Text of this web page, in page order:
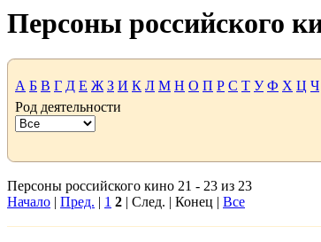
Персоны российского
А Б В Г Д Е Ж З И К Л М Н О П Р С Т У Ф Х Ц Ч
Род деятельности
Персоны российского кино 21 - 23 из 23
Начало | Пред. | 1 2 | След. | Конец | Все